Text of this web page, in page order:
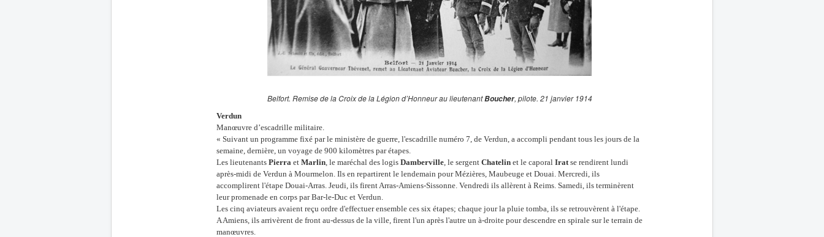
Belfort. Remise de la Croix de la Légion d’Honneur au lieutenantBoucher, pilote. 21 janvier 1914
Verdun
Manœuvre d’escadrille militaire.
« Suivant un programme fixé par le ministère de guerre, l'escadrille numéro 7, de Verdun, a accompli pendant tous les jours de la
semaine, dernière, un voyage de 900 kilomètres par étapes.
Les lieutenants Pierra et Marlin, le maréchal des logis Damberville, le sergent Chatelin et le caporal Iratse rendirent lundi
après-midi de Verdun à Mourmelon. Ils en repartirent le lendemain pour Mézières, Maubeuge et Douai. Mercredi, ils
accomplirent l'étape Douai-Arras. Jeudi, ils firent Arras-Amiens-Sissonne. Vendredi ils allèrent à Reims. Samedi, ils terminèrent
leur promenade en corps par Bar-le-Duc et Verdun.
Les cinq aviateurs avaient reçu ordre d'effectuer ensemble ces six étapes; chaque jour la pluie tomba, ils se retrouvèrent à l'étape.
A Amiens, ils arrivèrent de front au-dessus de la ville, firent l'un après l'autre un à-droite pour descendre en spirale sur le terrain de
manœuvres.